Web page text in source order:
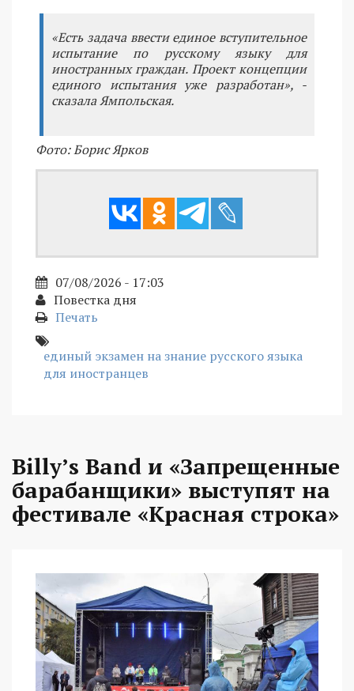
«Есть задача ввести единое вступительное
испытание по русскому языку для
иностранных граждан. Проект концепции
единого испытания уже разработан», -
сказала Ямпольская.
Фото: Борис Ярков
07/08/2026 - 17:03
Повестка дня
Печать
единый экзамен на знание русского языка
для иностранцев
Billy’s Band и «Запрещенные
барабанщики» выступят на
фестивале «Красная строка»